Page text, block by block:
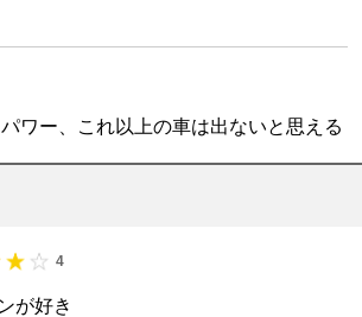
ワー、これ以上の車は出ないと思える
4
が好き